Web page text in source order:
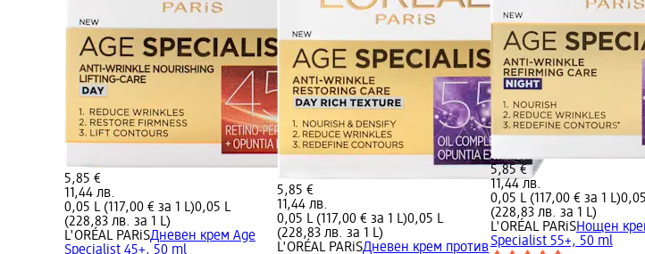
5,85 €
11,44 лв.
0,05 L (117,00 € за 1 L)0,05 L
(228,83 лв. за 1 L)
L'ORÉAL PARiSДневен крем Age
Specialist 45+, 50 ml
5,85 €
11,44 лв.
0,05 L (117,00 € за 1 L)0,05 L
(228,83 лв. за 1 L)
L'ORÉAL PARiSДневен крем против
5,85 €
11,44 лв.
0,05 L (117,00 € за 1 L)
(228,83 лв. за 1 L)
L'ORÉAL PARiSНощен
Specialist 55+, 50 ml